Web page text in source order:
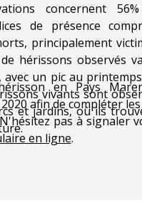
concernent
de présence
principalement
hérissons observés
avec un pic au
vivants sont
et jardins, où ils
en Pays
afin de compléter
pas à signaler
en ligne.